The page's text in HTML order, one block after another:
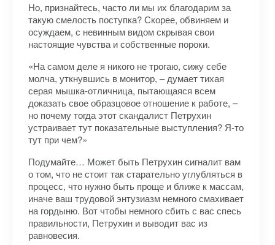
Но, признайтесь, часто ли мы их благодарим за
такую смелость поступка? Скорее, обвиняем и
осуждаем, с невинным видом скрывая свои
настоящие чувства и собственные пороки.
«На самом деле я никого не трогаю, сижу себе
молча, уткнувшись в монитор, – думает тихая
серая мышка-отличница, пытающаяся всем
доказать свое образцовое отношение к работе, –
но почему тогда этот скандалист Петрухин
устраивает тут показательные выступления? Я-то
тут при чем?»
Подумайте… Может быть Петрухин сигналит вам
о том, что не стоит так старательно углубляться в
процесс, что нужно быть проще и ближе к массам,
иначе ваш трудовой энтузиазм немного смахивает
на гордыню. Вот чтобы немного сбить с вас спесь
правильности, Петрухин и выводит вас из
равновесия.